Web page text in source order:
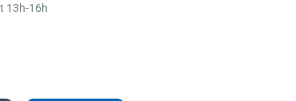
13h-16h